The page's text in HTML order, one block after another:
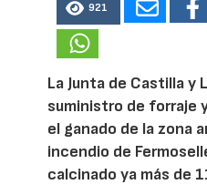
921
La Junta de Castilla y
suministro de forraje
el ganado de la zona
incendio de
calcinado ya más de